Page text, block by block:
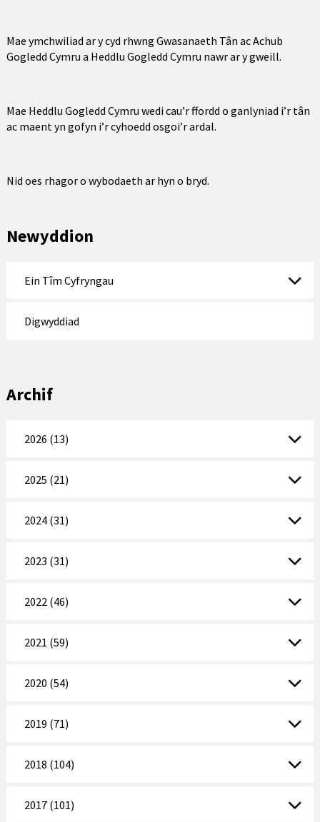
Mae ymchwiliad ar y cyd rhwng Gwasanaeth Tân ac Achub
Gogledd Cymru a Heddlu Gogledd Cymru nawr ar y gweill.
Mae Heddlu Gogledd Cymru wedi cau’r ffordd o ganlyniad i’r tân
ac maent yn gofyn i’r cyhoedd osgoi’r ardal.
Nid oes rhagor o wybodaeth ar hyn o bryd.
Newyddion
Ein Tîm Cyfryngau
Digwyddiad
Archif
2026 (13)
2025 (21)
2024 (31)
2023 (31)
2022 (46)
2021 (59)
2020 (54)
2019 (71)
2018 (104)
2017 (101)